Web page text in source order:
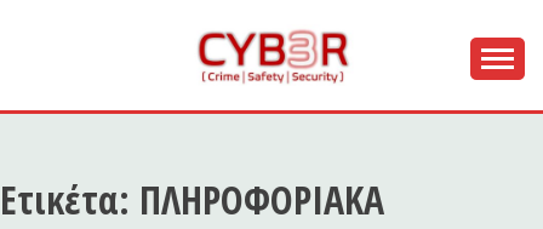
CYB3R
Ετικέτα: ΠΛΗΡΟΦΟΡΙΑΚΑ